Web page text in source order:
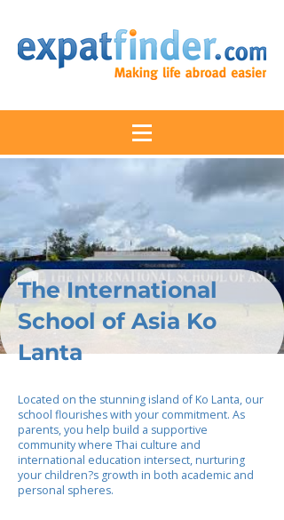
The International
School of Asia Ko
Lanta
Located on the stunning island of Ko Lanta, our
school flourishes with your commitment. As
parents, you help build a supportive
community where Thai culture and
international education intersect, nurturing
your children?s growth in both academic and
personal spheres.